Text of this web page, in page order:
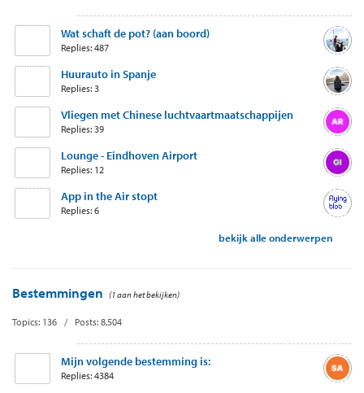
Wat schaft de pot? (aan boord)
Replies: 487
Huurauto in Spanje
Replies: 3
Vliegen met Chinese luchtvaartmaatschappijen
Replies: 39
Lounge - Eindhoven Airport
Replies: 12
App in the Air stopt
Replies: 6
bekijk alle onderwerpen
Bestemmingen (1 aan het bekijken)
Topics: 136 / Posts: 8,504
Mijn volgende bestemming is:
Replies: 4384